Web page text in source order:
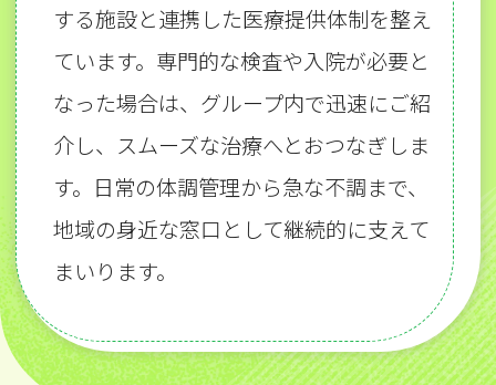
する施設と連携した医療提供体制を整え
ています。専門的な検査や入院が必要と
なった場合は、グループ内で迅速にご紹
介し、スムーズな治療へとおつなぎしま
す。日常の体調管理から急な不調まで、
地域の身近な窓口として継続的に支えて
まいります。